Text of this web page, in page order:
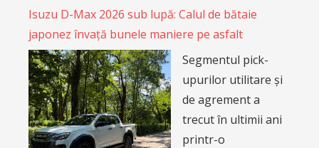
Isuzu D-Max 2026 sub lupă: Calul de bătaie
japonez învață bunele maniere pe asfalt
Segmentul pick-
upurilor utilitare și
de agrement a
trecut în ultimii ani
printr-o